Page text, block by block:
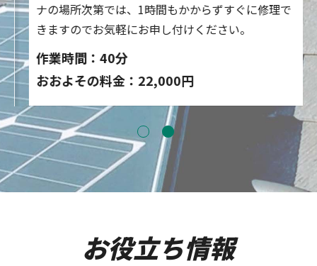
ナの場所次第では、1時間もかからずすぐに修理で
きますのでお気軽にお申し付けください。
作業時間：40分
おおよその料金：22,000円
お役立ち情報